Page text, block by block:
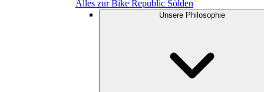
Alles zur Bike Republic Sölden
Unsere Philosophie